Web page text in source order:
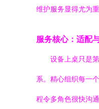
维护服务显得尤为重
服务核心：适配
设备上桌只是
系。精心组织每一
程令多角色很快沟